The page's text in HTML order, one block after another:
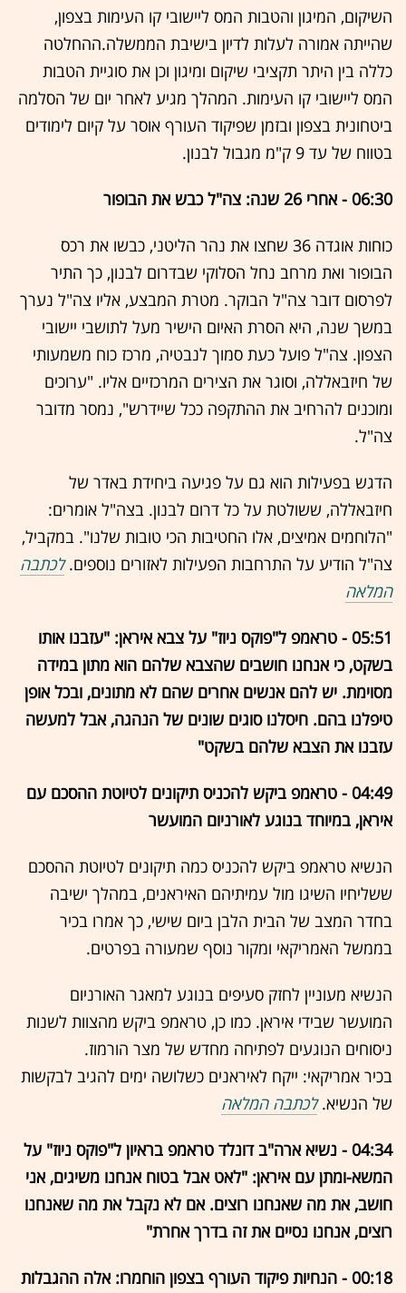
השיקום, המיגון והטבות המס ליישובי קו העימות בצפון,
שהייתה אמורה לעלות לדיון בישיבת הממשלה.ההחלטה
כללה בין היתר תקציבי שיקום ומיגון וכן את סוגיית הטבות
המס ליישובי קו העימות. המהלך מגיע לאחר יום של הסלמה
ביטחונית בצפון ובזמן שפיקוד העורף אוסר על קיום לימודים
בטווח של עד 9 ק"מ מגבול לבנון.
06:30 - אחרי 26 שנה: צה"ל כבש את הבופור
כוחות אוגדה 36 שחצו את נהר הליטני, כבשו את רכס
הבופור ואת מרחב נחל הסלוקי שבדרום לבנון, כך התיר
לפרסום דובר צה"ל הבוקר. מטרת המבצע, אליו צה"ל נערך
במשך שנה, היא הסרת האיום הישיר מעל לתושבי יישובי
הצפון. צה"ל פועל כעת סמוך לנבטיה, מרכז כוח משמעותי
של חיזבאללה, וסוגר את הצירים המרכזיים אליו. "ערוכים
ומוכנים להרחיב את ההתקפה ככל שיידרש", נמסר מדובר
צה"ל.
הדגש בפעילות הוא גם על פגיעה ביחידת באדר של
חיזבאללה, ששולטת על כל דרום לבנון. בצה"ל אומרים:
"הלוחמים אמיצים, אלו החטיבות הכי טובות שלנו". במקביל,
צה"ל הודיע על התרחבות הפעילות לאזורים נוספים.לכתבה
המלאה
05:51 - טראמפ ל"פוקס ניוז" על צבא איראן: "עזבנו אותו
בשקט, כי אנחנו חושבים שהצבא שלהם הוא מתון במידה
מסוימת. יש להם אנשים אחרים שהם לא מתונים, ובכל אופן
טיפלנו בהם. חיסלנו סוגים שונים של הנהגה, אבל למעשה
עזבנו את הצבא שלהם בשקט"
04:49 - טראמפ ביקש להכניס תיקונים לטיוטת ההסכם עם
איראן, במיוחד בנוגע לאורניום המועשר
הנשיא טראמפ ביקש להכניס כמה תיקונים לטיוטת ההסכם
ששליחיו השיגו מול עמיתיהם האיראנים, במהלך ישיבה
בחדר המצב של הבית הלבן ביום שישי, כך אמרו בכיר
בממשל האמריקאי ומקור נוסף שמעורה בפרטים.
הנשיא מעוניין לחזק סעיפים בנוגע למאגר האורניום
המועשר שבידי איראן. כמו כן, טראמפ ביקש מהצוות לשנות
ניסוחים הנוגעים לפתיחה מחדש של מצר הורמוז.
בכיר אמריקאי: ייקח לאיראנים כשלושה ימים להגיב לבקשות
של הנשיא.לכתבה המלאה
04:34 - נשיא ארה"ב דונלד טראמפ בראיון ל"פוקס ניוז" על
המשא-ומתן עם איראן: "לאט אבל בטוח אנחנו משיגים, אני
חושב, את מה שאנחנו רוצים. אם לא נקבל את מה שאנחנו
רוצים, אנחנו נסיים את זה בדרך אחרת"
00:18 - הנחיות פיקוד העורף בצפון הוחמרו: אלה ההגבלות